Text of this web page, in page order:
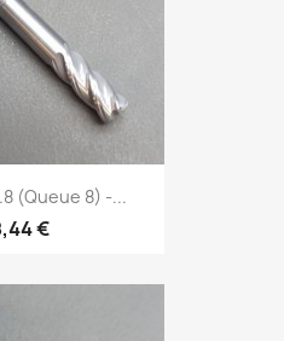
(Queue 8) -...
€